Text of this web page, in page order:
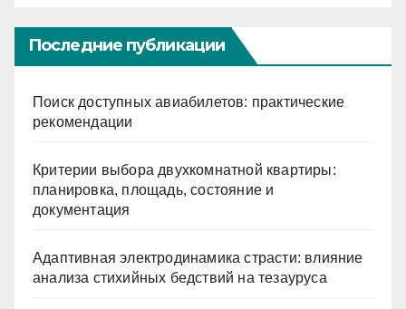
Последние публикации
Поиск доступных авиабилетов: практические
рекомендации
Критерии выбора двухкомнатной квартиры:
планировка, площадь, состояние и
документация
Адаптивная электродинамика страсти: влияние
анализа стихийных бедствий на тезауруса